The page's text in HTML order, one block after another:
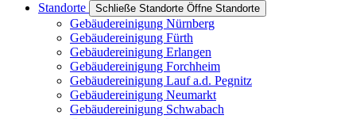
Standorte
Schließe Standorte Öffne Standorte
Gebäudereinigung Nürnberg
Gebäudereinigung Fürth
Gebäudereinigung Erlangen
Gebäudereinigung Forchheim
Gebäudereinigung Lauf a.d. Pegnitz
Gebäudereinigung Neumarkt
Gebäudereinigung Schwabach